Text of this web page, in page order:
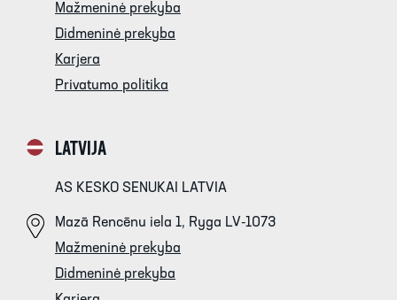
Mažmeninė prekyba
Didmeninė prekyba
Karjera
Privatumo politika
LATVIJA
AS KESKO SENUKAI LATVIA
Mazā Rencēnu iela 1, Ryga LV-1073
Mažmeninė prekyba
Didmeninė prekyba